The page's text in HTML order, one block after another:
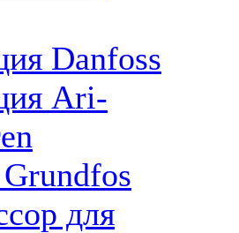
Danfoss
Ari-
для